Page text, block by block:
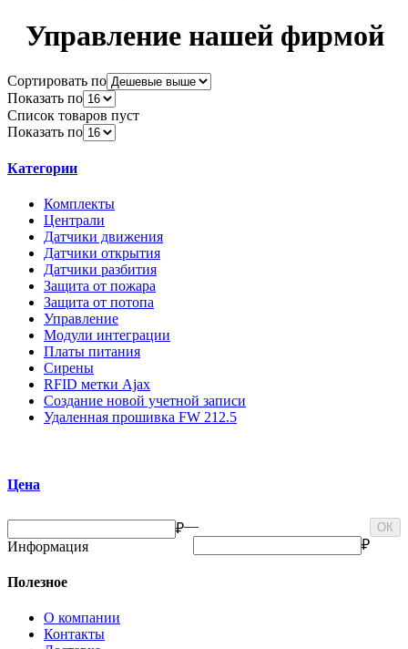
Управление нашей фирмой
Сортировать по
Показать по
Список товаров пуст
Показать по
Категории
Комплекты
Централи
Датчики движения
Датчики открытия
Датчики разбития
Защита от пожара
Защита от потопа
Управление
Модули интеграции
Платы питания
Сирены
RFID метки Ajax
Создание новой учетной записи
Удаленная прошивка FW 212.5
Цена
₽— ОК
₽
Информация
Полезное
О компании
Контакты